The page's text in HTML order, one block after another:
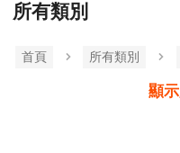
所有類別
首頁 所有類別
顯